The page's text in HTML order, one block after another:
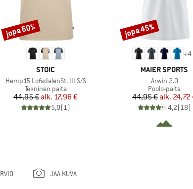
MERKKI
STOIC
Tuote
Hemp15 LofsdalenSt. III S/S
Tuoteryhmä
Tekninen paita
Hinta
44,95 € Alennettu hinta
alk. 17,98 €
5,0(1)
Alennus
jopa 60%
+4
MERKKI
MAIER SPORTS
Tuote
Arwin 2.0
Tuoteryhmä
Poolo-paita
Hinta
44,95 € alk. 24,72
4,2(18)
Alennus
jopa 45%
JAA KUVA